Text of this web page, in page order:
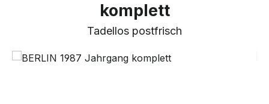
komplett
Tadellos postfrisch